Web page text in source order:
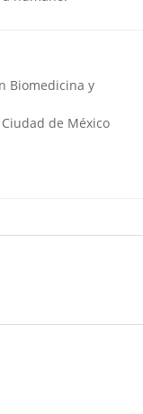
Biomedicina y
de México